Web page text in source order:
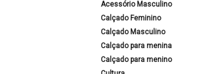
Acessório Masculino
Calçado Feminino
Calçado Masculino
Calçado para menina
Calçado para menino